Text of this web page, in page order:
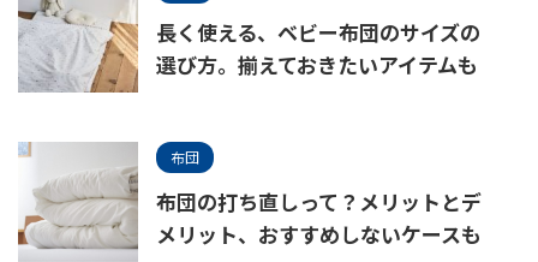
長く使える、ベビー布団のサイズの
選び方。揃えておきたいアイテムも
布団
布団の打ち直しって？メリットとデ
メリット、おすすめしないケースも